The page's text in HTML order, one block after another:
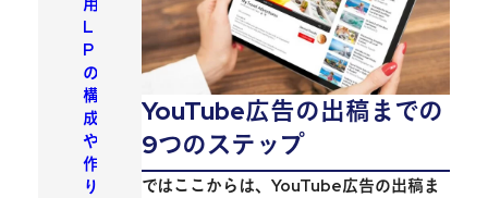
YouTube広告の出稿までの
9つのステップ
ではここからは、YouTube広告の出稿ま
L
P
の
構
成
や
作
り